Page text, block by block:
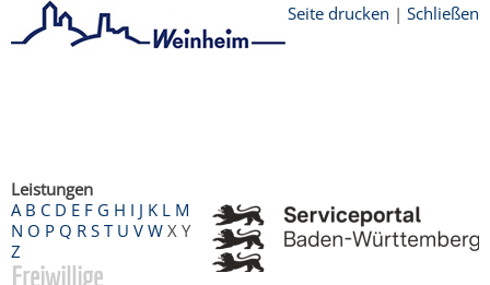
Seite drucken | Schließen
Leistungen
A B C D E F G H I J K L M
N O P Q R S T U V W X Y
Z
Freiwillige